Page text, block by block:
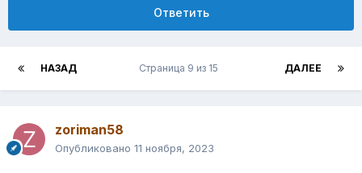
Ответить
НАЗАД ДАЛЕЕ
Страница 9 из 15
zoriman58
Опубликовано 11 ноября, 2023